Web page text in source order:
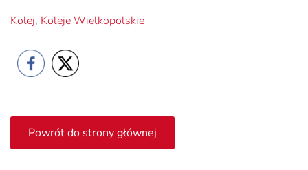
Kolej, Koleje Wielkopolskie
Powrót do strony głównej